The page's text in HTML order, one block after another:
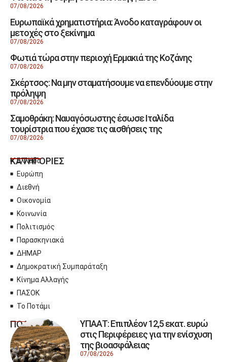
07/08/2026
Ευρωπαϊκά χρηματιστήρια: Άνοδο καταγράφουν οι
μετοχές στο ξεκίνημα
07/08/2026
Φωτιά τώρα στην περιοχή Ερμακιά της Κοζάνης
07/08/2026
Σκέρτσος: Να μην σταματήσουμε να επενδύουμε στην
πρόληψη
07/08/2026
Σαμοθράκη: Ναυαγόσωστης έσωσε Ιταλίδα
τουρίστρια που έχασε τις αισθήσεις της
07/08/2026
ΚΑΤΗΓΟΡΙΕΣ
Ελλάδα
Ευρώπη
Διεθνή
Οικονομία
Κοινωνία
Πολιτισμός
Παρασκηνιακά
ΔΗΜΑΡ
Δημοκρατική Συμπαράταξη
Κίνημα Αλλαγής
ΠΑΣΟΚ
Το Ποτάμι
ΠΟΛΙΤΙΚΗ
ΥΠΑΑΤ: Επιπλέον 12,5 εκατ. ευρώ
στις Περιφέρειες για την ενίσχυση
της βιοασφάλειας
07/08/2026